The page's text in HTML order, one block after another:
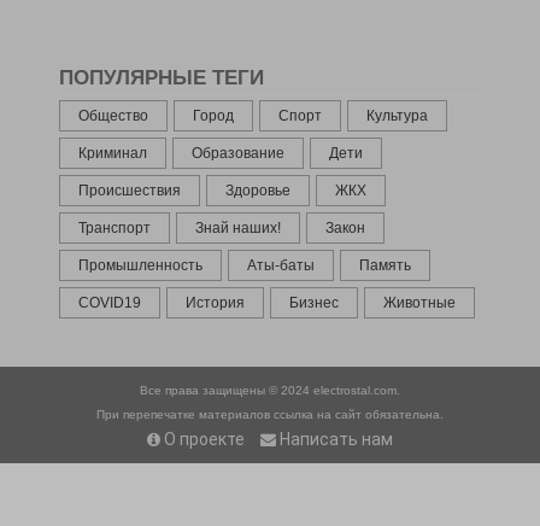
ПОПУЛЯРНЫЕ ТЕГИ
Общество Город Спорт Культура
Криминал Образование Дети
Происшествия Здоровье ЖКХ
Транспорт Знай наших! Закон
Промышленность Аты-баты Память
COVID19 История Бизнес Животные
Все права защищены © 2024 electrostal.com.
При перепечатке материалов ссылка на сайт обязательна.
О проекте Написать нам